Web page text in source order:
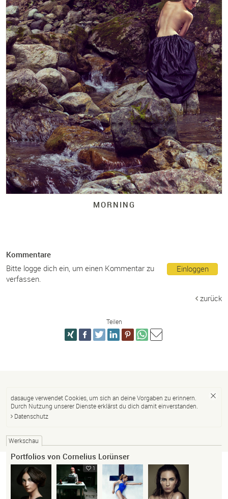
MORNING
Kommentare
Einloggen
Bitte logge dich ein, um einen Kommentar zu
verfassen.
zurück
Teilen
dasauge verwendet Cookies, um sich an deine Vorgaben zu erinnern.
Durch Nutzung unserer Dienste erklärst du dich damit einverstanden.
Datenschutz
Werkschau
Portfolios von Cornelius Lorünser
1